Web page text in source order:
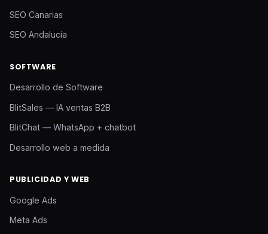
SEO Canarias
SEO Andalucía
SOFTWARE
Desarrollo de Software
BlitSales — IA ventas B2B
BlitChat — WhatsApp + chatbot
Desarrollo web a medida
PUBLICIDAD Y WEB
Google Ads
Meta Ads